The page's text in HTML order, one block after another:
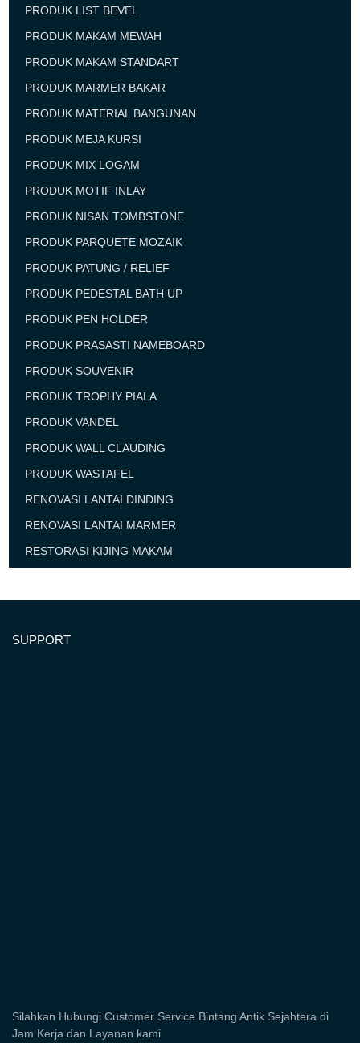
PRODUK LIST BEVEL
PRODUK MAKAM MEWAH
PRODUK MAKAM STANDART
PRODUK MARMER BAKAR
PRODUK MATERIAL BANGUNAN
PRODUK MEJA KURSI
PRODUK MIX LOGAM
PRODUK MOTIF INLAY
PRODUK NISAN TOMBSTONE
PRODUK PARQUETE MOZAIK
PRODUK PATUNG / RELIEF
PRODUK PEDESTAL BATH UP
PRODUK PEN HOLDER
PRODUK PRASASTI NAMEBOARD
PRODUK SOUVENIR
PRODUK TROPHY PIALA
PRODUK VANDEL
PRODUK WALL CLAUDING
PRODUK WASTAFEL
RENOVASI LANTAI DINDING
RENOVASI LANTAI MARMER
RESTORASI KIJING MAKAM
SUPPORT
Silahkan Hubungi Customer Service Bintang Antik Sejahtera di
Jam Kerja dan Layanan kami